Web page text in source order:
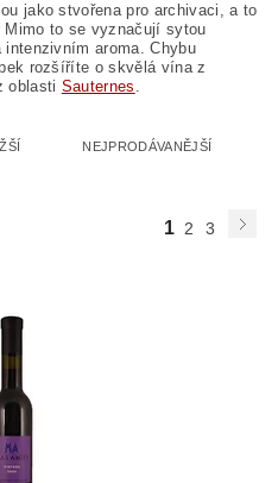
jako stvořena pro archivaci, a to
to se vyznačují sytou
intenzivním aroma. Chybu
rozšíříte o skvělá vína z
oblasti Sauternes .
NEJPRODÁVANĚJŠÍ
1 2
3